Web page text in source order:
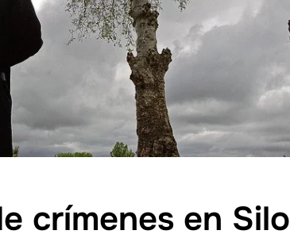
crímenes en